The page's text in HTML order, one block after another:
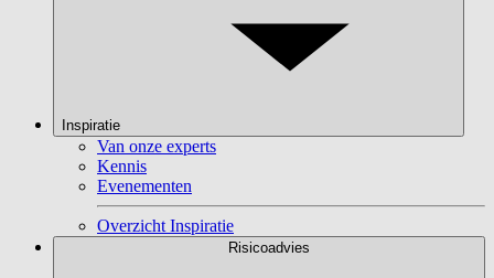
Inspiratie
Van onze experts
Kennis
Evenementen
Overzicht Inspiratie
Risicoadvies